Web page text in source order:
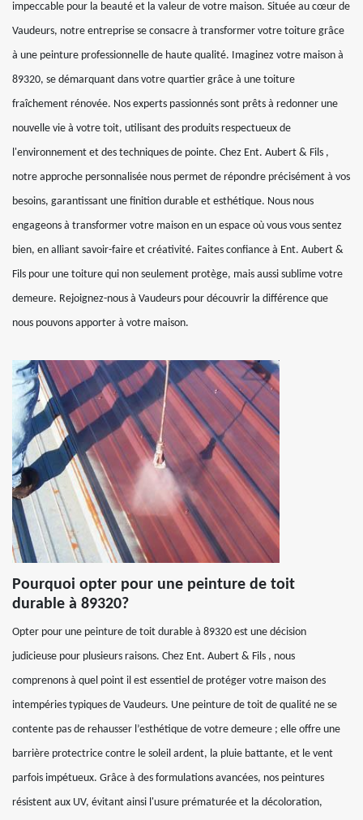
impeccable pour la beauté et la valeur de votre maison. Située au cœur de
Vaudeurs, notre entreprise se consacre à transformer votre toiture grâce
à une peinture professionnelle de haute qualité. Imaginez votre maison à
89320, se démarquant dans votre quartier grâce à une toiture
fraîchement rénovée. Nos experts passionnés sont prêts à redonner une
nouvelle vie à votre toit, utilisant des produits respectueux de
l'environnement et des techniques de pointe. Chez Ent. Aubert & Fils ,
notre approche personnalisée nous permet de répondre précisément à vos
besoins, garantissant une finition durable et esthétique. Nous nous
engageons à transformer votre maison en un espace où vous vous sentez
bien, en alliant savoir-faire et créativité. Faites confiance à Ent. Aubert &
Fils pour une toiture qui non seulement protège, mais aussi sublime votre
demeure. Rejoignez-nous à Vaudeurs pour découvrir la différence que
nous pouvons apporter à votre maison.
Pourquoi opter pour une peinture de toit
durable à 89320?
Opter pour une peinture de toit durable à 89320 est une décision
judicieuse pour plusieurs raisons. Chez Ent. Aubert & Fils , nous
comprenons à quel point il est essentiel de protéger votre maison des
intempéries typiques de Vaudeurs. Une peinture de toit de qualité ne se
contente pas de rehausser l’esthétique de votre demeure ; elle offre une
barrière protectrice contre le soleil ardent, la pluie battante, et le vent
parfois impétueux. Grâce à des formulations avancées, nos peintures
résistent aux UV, évitant ainsi l'usure prématurée et la décoloration,